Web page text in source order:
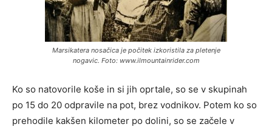
Marsikatera nosačica je počitek izkoristila za pletenje
nogavic. Foto: www.ilmountainrider.com
Ko so natovorile koše in si jih oprtale, so se v skupinah
po 15 do 20 odpravile na pot, brez vodnikov. Potem ko so
prehodile kakšen kilometer po dolini, so se začele v